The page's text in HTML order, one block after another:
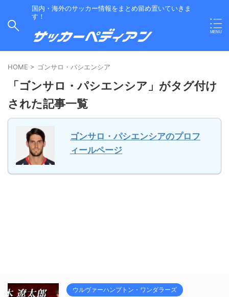
国内・海外のサッカー情報をまとめ留め置いていきま
す！
HOME > ゴンサロ・パシエンシア
「ゴンサロ・パシエンシア」がタグ付け
された記事一覧
ゴンサロ・パシエンシアのプロフ
ィールページ
ウルヴァーハンプトン・ワンダラーズ